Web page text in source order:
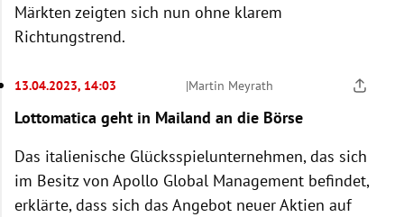
Märkten zeigten sich nun ohne klarem
Richtungstrend.
13.04.2023, 14:03 |Martin Meyrath
Lottomatica geht in Mailand an die Börse
Das italienische Glücksspielunternehmen, das sich
im Besitz von Apollo Global Management befindet,
erklärte, dass sich das Angebot neuer Aktien auf